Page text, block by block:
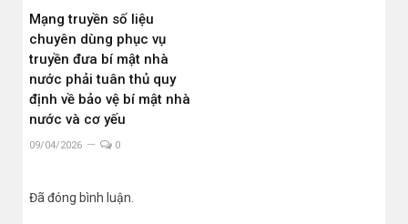
Mạng truyền số liệu
chuyên dùng phục vụ
truyền đưa bí mật nhà
nước phải tuân thủ quy
định về bảo vệ bí mật nhà
nước và cơ yếu
09/04/2026 0
Đã đóng bình luận.